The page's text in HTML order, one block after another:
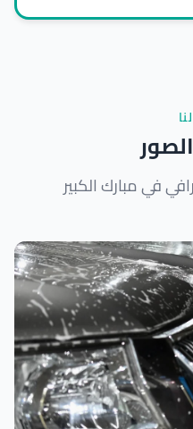
في مبارك الكبير